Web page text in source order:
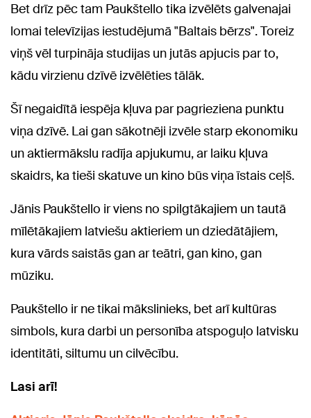
Bet drīz pēc tam Paukštello tika izvēlēts galvenajai
lomai televīzijas iestudējumā "Baltais bērzs". Toreiz
viņš vēl turpināja studijas un jutās apjucis par to,
kādu virzienu dzīvē izvēlēties tālāk.
Šī negaidītā iespēja kļuva par pagrieziena punktu
viņa dzīvē. Lai gan sākotnēji izvēle starp ekonomiku
un aktiermākslu radīja apjukumu, ar laiku kļuva
skaidrs, ka tieši skatuve un kino būs viņa īstais ceļš.
Jānis Paukštello ir viens no spilgtākajiem un tautā
mīlētākajiem latviešu aktieriem un dziedātājiem,
kura vārds saistās gan ar teātri, gan kino, gan
mūziku.
Paukštello ir ne tikai mākslinieks, bet arī kultūras
simbols, kura darbi un personība atspoguļo latvisku
identitāti, siltumu un cilvēcību.
Lasi arī!